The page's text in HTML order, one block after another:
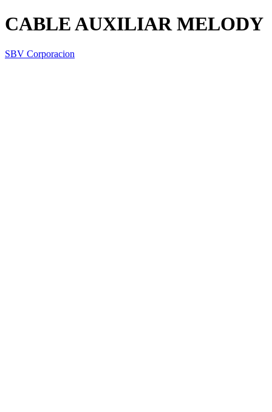
CABLE AUXILIAR MELODY
SBV Corporacion